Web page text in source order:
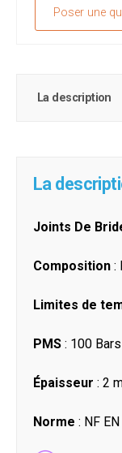
Poser une
La description
La
Joints De
Composition :
Limites de
PMS : 100 Bars
Épaisseur : 2
Norme : NF